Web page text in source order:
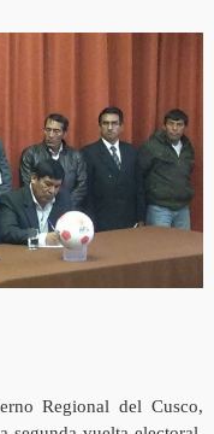
Regional del Cusco,